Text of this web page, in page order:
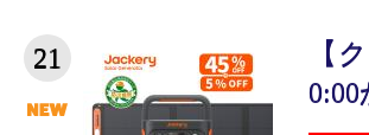
21
【
0:00